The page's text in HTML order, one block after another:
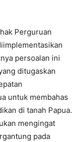
Perguruan
persoalan ini
ditugaskan
untuk membahas
di tanah Papua.
mengingat
pada